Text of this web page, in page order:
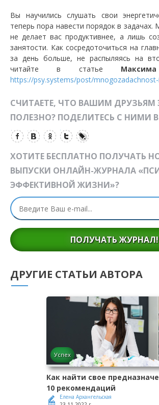
Вы научились слушать свои
теперь пора навести порядок в задачах.
не делает вас продуктивнее, а лишь
занятости. Как сосредоточиться на
за день больше, не распыляясь на
читайте в статье
https://psy.systems/post/
СЧИТАЕТЕ, ЧТО ВАШИМ ДРУЗЬЯМ
ПОЛЕЗНО? ПОДЕЛИТЕСЬ С НИМИ
ХОТИТЕ БЕСПЛАТНО ПОЛУЧАТЬ
ВЫПУСКИ ОНЛАЙН-ЖУРНАЛА
ЭФФЕКТИВНОЙ ЖИЗНИ»?
ПОЛУЧАТЬ ЖУРНАЛ!
ДРУГИЕ СТАТЬИ АВТОРА
Успех
Как найти свое
10 рекомендаций
Елена Архангельская